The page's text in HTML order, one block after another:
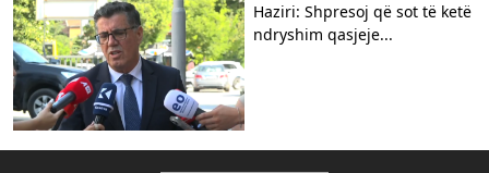
Haziri: Shpresoj që sot të ketë
ndryshim qasjeje...